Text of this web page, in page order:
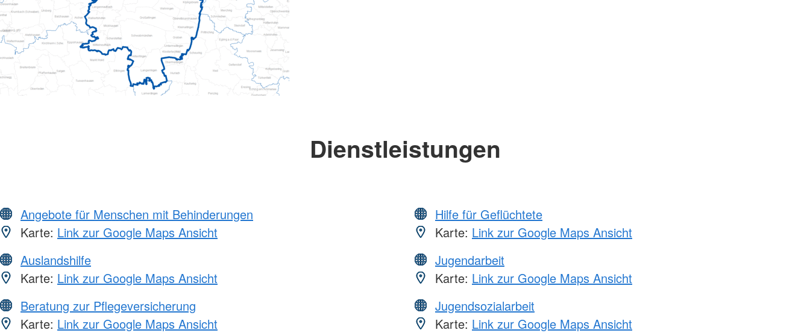
Dienstleistungen
Angebote für Menschen mit Behinderungen
Karte: Link zur Google Maps Ansicht
Auslandshilfe
Karte: Link zur Google Maps Ansicht
Beratung zur Pflegeversicherung
Karte: Link zur Google Maps Ansicht
Hilfe für Geflüchtete
Karte: Link zur Google Maps Ansicht
Jugendarbeit
Karte: Link zur Google Maps Ansicht
Jugendsozialarbeit
Karte: Link zur Google Maps Ansicht